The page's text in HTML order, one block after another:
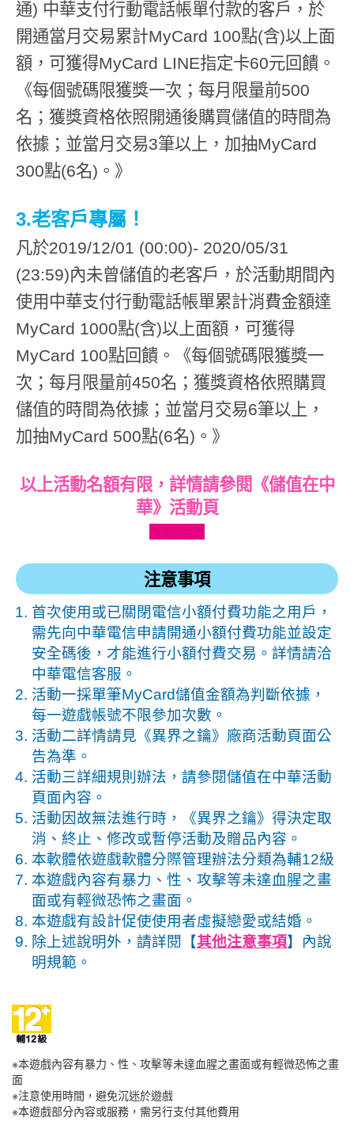
通) 中華支付行動電話帳單付款的客戶，於
開通當月交易累計MyCard 100點(含)以上面
額，可獲得MyCard LINE指定卡60元回饋。
《每個號碼限獲獎一次；每月限量前500
名；獲獎資格依照開通後購買儲值的時間為
依據；並當月交易3筆以上，加抽MyCard
300點(6名)。》
3.老客戶專屬！
凡於2019/12/01 (00:00)- 2020/05/31
(23:59)內未曾儲值的老客戶，於活動期間內
使用中華支付行動電話帳單累計消費金額達
MyCard 1000點(含)以上面額，可獲得
MyCard 100點回饋。《每個號碼限獲獎一
次；每月限量前450名；獲獎資格依照購買
儲值的時間為依據；並當月交易6筆以上，
加抽MyCard 500點(6名)。》
以上活動名額有限，詳情請參閱《儲值在中
華》活動頁
注意事項
首次使用或已關閉電信小額付費功能之用戶，
需先向中華電信申請開通小額付費功能並設定
安全碼後，才能進行小額付費交易。詳情請洽
中華電信客服。
活動一採單筆MyCard儲值金額為判斷依據，
每一遊戲帳號不限參加次數。
活動二詳情請見《異界之鑰》廠商活動頁面公
告為準。
活動三詳細規則辦法，請參閱儲值在中華活動
頁面內容。
活動因故無法進行時，《異界之鑰》得決定取
消、終止、修改或暫停活動及贈品內容。
本軟體依遊戲軟體分際管理辦法分類為輔12級
本遊戲內容有暴力、性、攻擊等未達血腥之畫
面或有輕微恐怖之畫面。
本遊戲有設計促使使用者虛擬戀愛或結婚。
除上述說明外，請詳閱【其他注意事項】內說
明規範。
※本遊戲內容有暴力、性、攻擊等未達血腥之畫面或有輕微恐怖之畫
面
※注意使用時間，避免沉迷於遊戲
※本遊戲部分內容或服務，需另行支付其他費用